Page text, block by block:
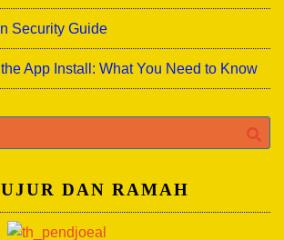
Security Guide
App Install: What You Need to Know
DAN RAMAH